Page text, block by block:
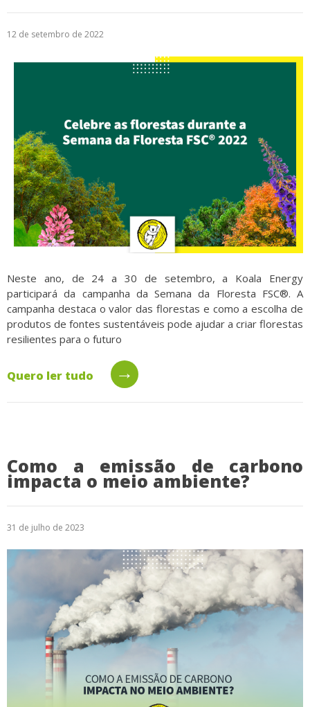
12 de setembro de 2022
Neste ano, de 24 a 30 de setembro, a Koala Energy
participará da campanha da Semana da Floresta FSC®. A
campanha destaca o valor das florestas e como a escolha de
produtos de fontes sustentáveis pode ajudar a criar florestas
resilientes para o futuro
Quero ler tudo →
Como a emissão de carbono
impacta o meio ambiente?
31 de julho de 2023